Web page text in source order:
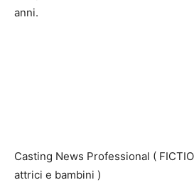
anni.
Casting News Professional (
attrici e bambini )